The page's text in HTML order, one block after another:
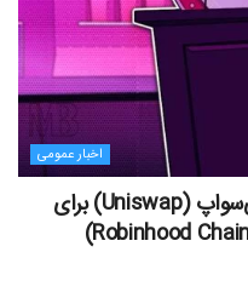
اخبار عمومی
راه‌اندازی Pools.trade توسط یونی‌سواپ (Uniswap) برای